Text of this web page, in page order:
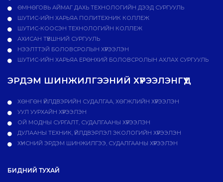
ӨМНӨГОВЬ АЙМАГ ДАХЬ ТЕХНОЛОГИЙН ДЭЭД СУРГУУЛЬ
ШУТИС-ИЙН ХАРЬЯА ПОЛИТЕХНИК КОЛЛЕЖ
ШУТИС-КООСЭН ТЕХНОЛОГИЙН КОЛЛЕЖ
АХИСАН ТҮВШНИЙ СУРГУУЛЬ
НЭЭЛТТЭЙ БОЛОВСРОЛЫН ХҮРЭЭЛЭН
ШУТИС-ИЙН ХАРЬЯА ЕРӨНХИЙ БОЛОВСРОЛЫН АХЛАХ СУРГУУЛЬ
ЭРДЭМ ШИНЖИЛГЭЭНИЙ ХҮРЭЭЛЭНГҮҮД
ХӨНГӨН ҮЙЛДВЭРИЙН СУДАЛГАА, ХӨГЖЛИЙН ХҮРЭЭЛЭН
УУЛ УУРХАЙН ХҮРЭЭЛЭН
ОЙ МОДНЫ СУРГАЛТ, СУДАЛГААНЫ ХҮРЭЭЛЭН
ДУЛААНЫ ТЕХНИК, ҮЙЛДВЭРЛЭЛ ЭКОЛОГИЙН ХҮРЭЭЛЭН
ХҮНСНИЙ ЭРДЭМ ШИНЖИЛГЭЭ, СУДАЛГААНЫ ХҮРЭЭЛЭН
БИДНИЙ ТУХАЙ